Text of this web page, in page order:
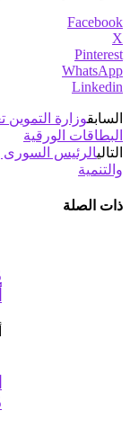
Facebook
X
Pinterest
WhatsApp
Linkedin
السابق
البطاقات الورقية
التاليالرئيس السورى
والتنمية
ذات الصلة